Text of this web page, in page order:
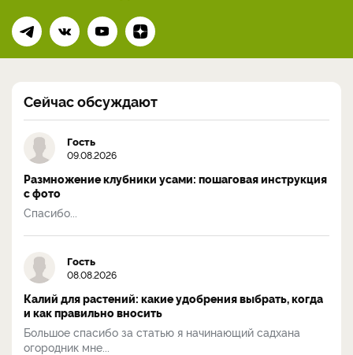
Сейчас обсуждают
Гость
09.08.2026
Размножение клубники усами: пошаговая инструкция
с фото
Спасибо...
Гость
08.08.2026
Калий для растений: какие удобрения выбрать, когда
и как правильно вносить
Большое спасибо за статью я начинающий садхана
огородник мне...